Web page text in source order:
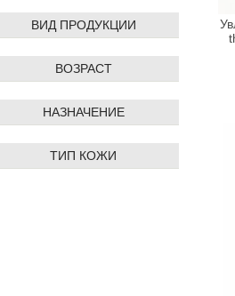
Ahava
Alba Botanica
Alfred Dunhill
ALG&SPA
Algologie
ВИД ПРОДУКЦИИ
ВОЗРАСТ
НАЗНАЧЕНИЕ
ТИП КОЖИ